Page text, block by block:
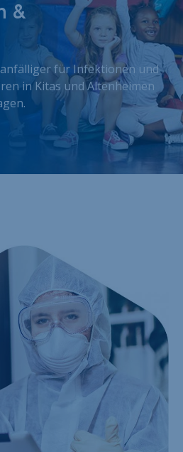
&
für Infektionen und
in Kitas und Altenheimen